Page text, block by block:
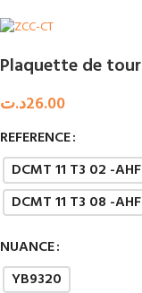
Plaquette de
26.00د.ت
REFERENCE
DCMT 11 T3 02 -AHF
DCMT 11 T3 08 -AHF
NUANCE
YB9320